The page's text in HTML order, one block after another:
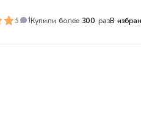
5 1Купили более 300 разВ